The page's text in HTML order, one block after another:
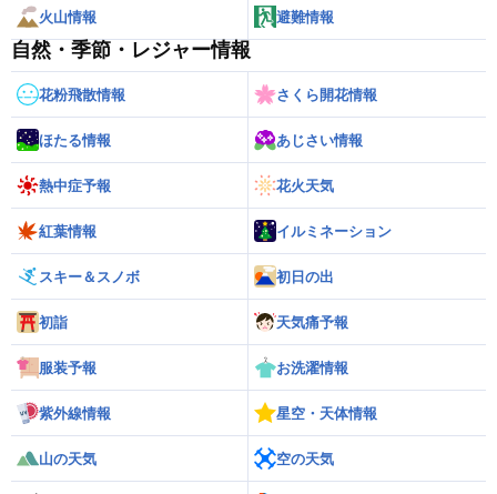
火山情報 避難情報
自然・季節・レジャー情報
花粉飛散情報 さくら開花情報
ほたる情報 あじさい情報
熱中症予報 花火天気
紅葉情報 イルミネーション
スキー＆スノボ 初日の出
初詣 天気痛予報
服装予報 お洗濯情報
紫外線情報 星空・天体情報
山の天気 空の天気